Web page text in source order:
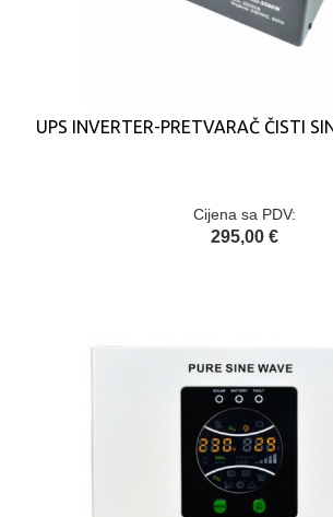
UPS INVERTER-PRETVARAČ ČISTI
Cijena sa PDV:
295,00 €